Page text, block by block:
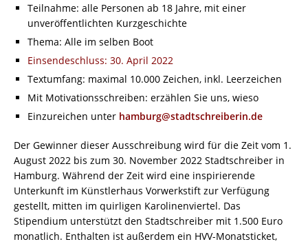
Teilnahme: alle Personen ab 18 Jahre, mit einer
unveröffentlichten Kurzgeschichte
Thema: Alle im selben Boot
Einsendeschluss: 30. April 2022
Textumfang: maximal 10.000 Zeichen, inkl. Leerzeichen
Mit Motivationsschreiben: erzählen Sie uns, wieso
Einzureichen unter hamburg@stadtschreiberin.de
Der Gewinner dieser Ausschreibung wird für die Zeit vom 1.
August 2022 bis zum 30. November 2022 Stadtschreiber in
Hamburg. Während der Zeit wird eine inspirierende
Unterkunft im Künstlerhaus Vorwerkstift zur Verfügung
gestellt, mitten im quirligen Karolinenviertel. Das
Stipendium unterstützt den Stadtschreiber mit 1.500 Euro
monatlich. Enthalten ist außerdem ein HVV-Monatsticket,